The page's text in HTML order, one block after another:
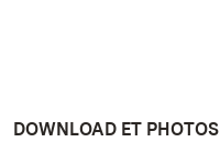
DOWNLOAD ET PHOTOS